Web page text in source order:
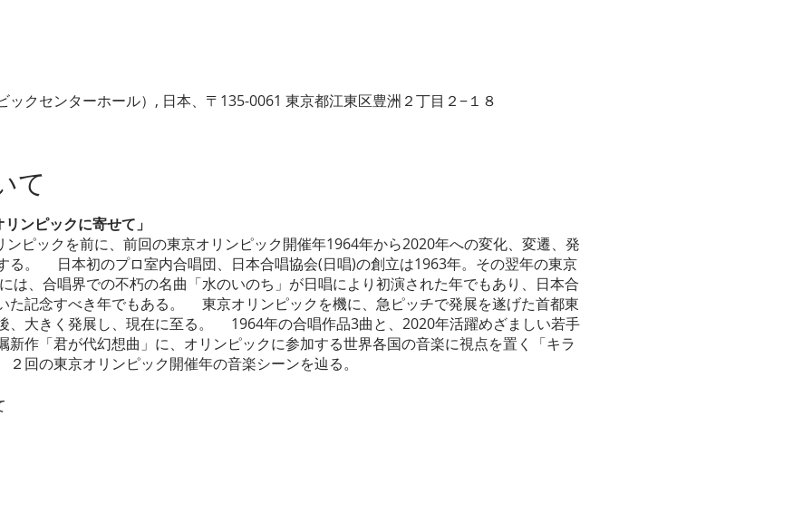
ックセンターホール）, 日本、〒135-0061 東京都江東区豊洲２丁目２−１８
て
ンピックに寄せて」
ピックを前に、前回の東京オリンピック開催年1964年から2020年への変化、変遷、発
る。 日本初のプロ室内合唱団、日本合唱協会(日唱)の創立は1963年。その翌年の東京
は、合唱界での不朽の名曲「水のいのち」が日唱により初演された年でもあり、日本合
た記念すべき年でもある。 東京オリンピックを機に、急ピッチで発展を遂げた首都東
、大きく発展し、現在に至る。 1964年の合唱作品3曲と、2020年活躍めざましい若手
新作「君が代幻想曲」に、オリンピックに参加する世界各国の音楽に視点を置く「キラ
回の東京オリンピック開催年の音楽シーンを辿る。